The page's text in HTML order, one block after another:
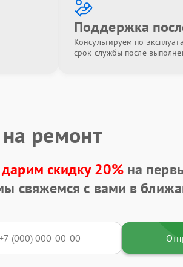
Поддержка
Консультируем по
срок службы после
ремонт
дарим скидку 20%на
свяжемся с вами в